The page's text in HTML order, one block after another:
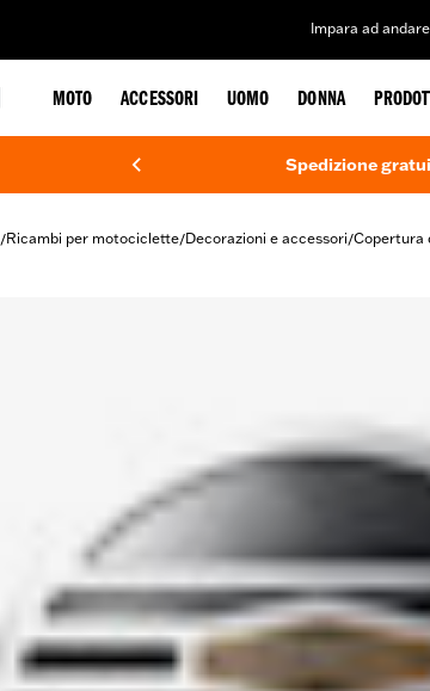
Impara ad
MOTO ACCESSORI UOMO DONNA
Spedizione
/Ricambi per motociclette/Decorazioni e accessori/Copertura